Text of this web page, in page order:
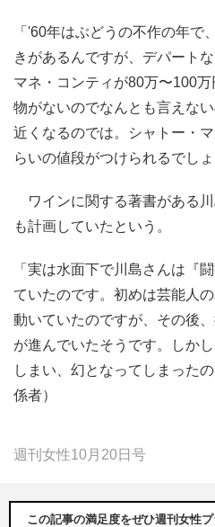
「'60年はぶどうの不作の年で
きがあるんですが、デパート
マネ・コンティが80万〜100
物がないのでなんとも言えな
近くなるのでは。シャトー・
らいの値段がつけられるでし
ワインに関する著書がある
も計画していたという。
「実は水面下で川島さんは『
ていたのです。初めは芸能人
動いていたのですが、その後
が進んでいたそうです。しか
しまい、幻となってしまった
係者）
週刊女性10月20日号
この記事の満足度をぜひ週刊女性